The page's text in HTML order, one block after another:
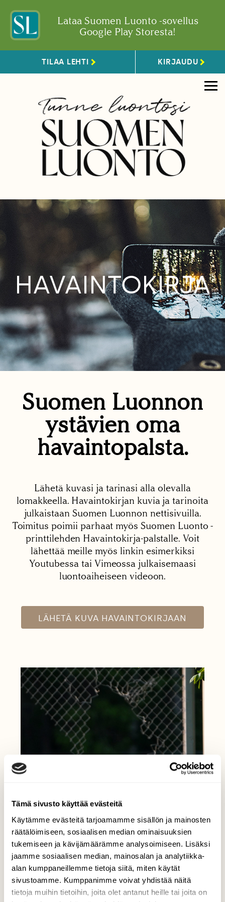
Tämä sivusto käyttää evästeitä
Käytämme evästeitä tarjoamamme sisällön ja mainosten
räätälöimiseen, sosiaalisen median ominaisuuksien
tukemiseen ja kävijämäärämme analysoimiseen. Lisäksi
jaamme sosiaalisen median, mainosalan ja analytiikka-
alan kumppaneillemme tietoja siitä, miten käytät
sivustoamme. Kumppanimme voivat yhdistää näitä
tietoja muihin tietoihin, joita olet antanut heille tai joita on
Lataa Suomen Luonto -sovellus
Google Play Storesta!
TILAA LEHTI KIRJAUDU
HAVAINTOKIRJA
Suomen Luonnon
ystävien oma
havaintopalsta.
Lähetä kuvasi ja tarinasi alla olevalla
lomakkeella. Havaintokirjan kuvia ja tarinoita
julkaistaan Suomen Luonnon nettisivuilla.
Toimitus poimii parhaat myös Suomen Luonto -
printtilehden Havaintokirja-palstalle. Voit
lähettää meille myös linkin esimerkiksi
Youtubessa tai Vimeossa julkaisemaasi
luontoaiheiseen videoon.
LÄHETÄ KUVA HAVAINTOKIRJAAN